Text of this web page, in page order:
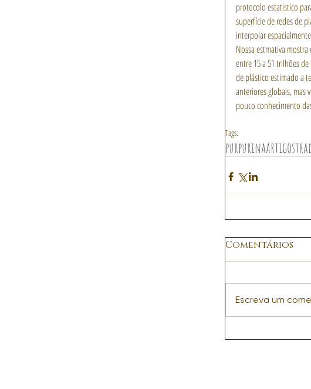
protocolo estatistico
superfície de redes de
interpolar
Nossa estmativa
entre 15 a 51 trilhões
de plástico estimado a
anteriores globais, mas
pouco conhecimento
Tags:
purpurinaartigos
Comentários
Escreva um